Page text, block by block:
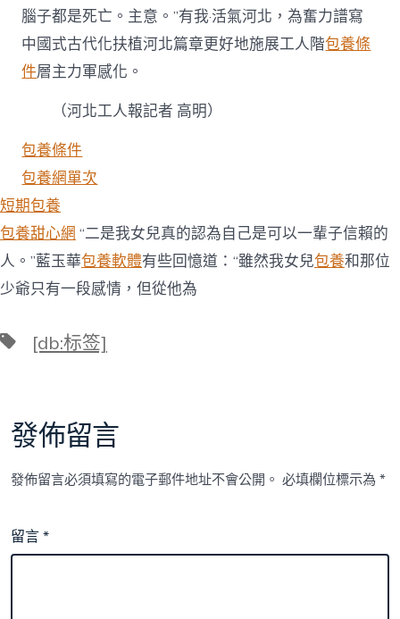
腦子都是死亡。主意。”有我·活氣河北，為奮力譜寫
中國式古代化扶植河北篇章更好地施展工人階包養條
件層主力軍感化。
（河北工人報記者 高明）
包養條件
包養網單次
短期包養
包養甜心網 “二是我女兒真的認為自己是可以一輩子信賴的
人。”藍玉華包養軟體有些回憶道：“雖然我女兒包養和那位
少爺只有一段感情，但從他為
標 [db:标签]
發佈留言
發佈留言必須填寫的電子郵件地址不會公開。 必填欄位標示為*
留言*